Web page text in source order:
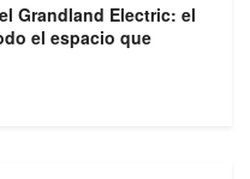
Grandland Electric: el
el espacio que